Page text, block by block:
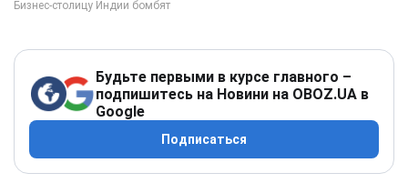
Будьте первыми в курсе главного –
подпишитесь на Новини на OBOZ.UA в
Google
Подписаться